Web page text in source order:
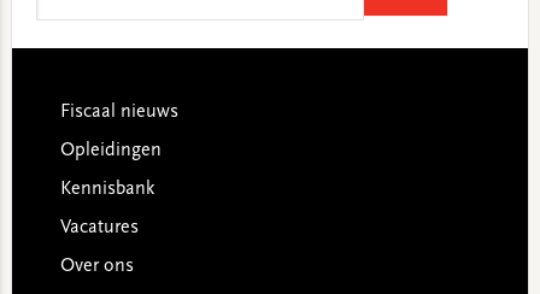
Footer
Fiscaal nieuws
Opleidingen
Kennisbank
Vacatures
Over ons